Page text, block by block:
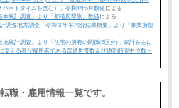
パートタイムを含む）」令和4年5月数値による
本統計調査」より「都道府県別」数値による
調査地方調査 令和３年平均分結果概要」より「事業所規
地統計調査」より「住宅の所有の関係(6区分)，家計を主に
える者が雇用者である普通世帯数及び通勤時間中位数－
職・雇用情報一覧です。